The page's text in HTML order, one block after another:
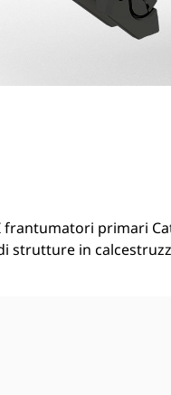
frantumatori primari
strutture in